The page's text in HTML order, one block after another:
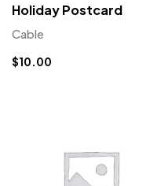
Holiday Postcard
Cable
$10.00